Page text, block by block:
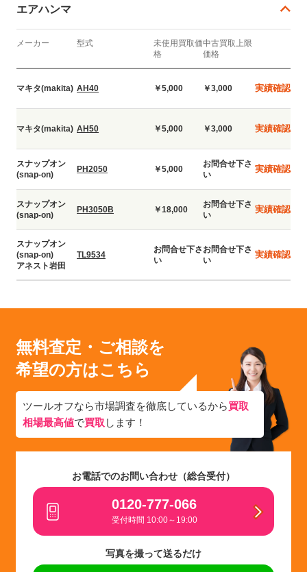
エアハンマ
メーカー 型式
未使用買取価
格
中古買取上限
価格
マキタ(makita) AH40 ￥5,000 ￥3,000 実績確認
マキタ(makita) AH50 ￥5,000 ￥3,000 実績確認
スナップオン
(snap-on)
PH2050 ￥5,000
お問合せ下さ
い
実績確認
スナップオン
(snap-on)
PH3050B ￥18,000
お問合せ下さ
い
実績確認
スナップオン
(snap-on)
アネスト岩田
TL9534
お問合せ下さ
い
お問合せ下さ
い
実績確認
無料査定・ご相談を
希望の方はこちら
ツールオフなら市場調査を徹底しているから買取
相場最高値で買取 します！
お電話でのお問い合わせ（総合受付）
0120-777-066
受付時間 10:00～19:00
写真を撮って送るだけ